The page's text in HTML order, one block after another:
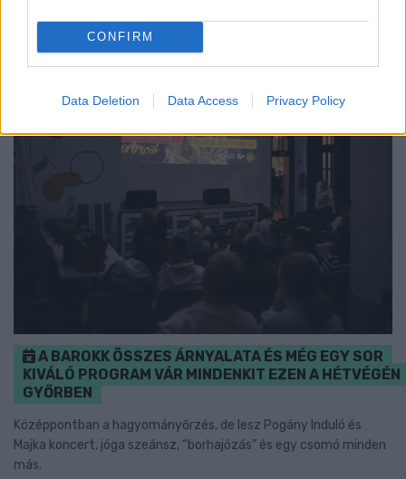
CONFIRM
Data Deletion Data Access Privacy Policy
A BAROKK ÖSSZES ÁRNYALATA ÉS MÉG EGY SOR
KIVÁLÓ PROGRAM VÁR MINDENKIT EZEN A HÉTVÉGÉN
GYŐRBEN
Középpontban a hagyományőrzés, de lesz Pogány Induló és
Majka koncert, jóga szeánsz, “borhajózás” és egy csomó minden
más.